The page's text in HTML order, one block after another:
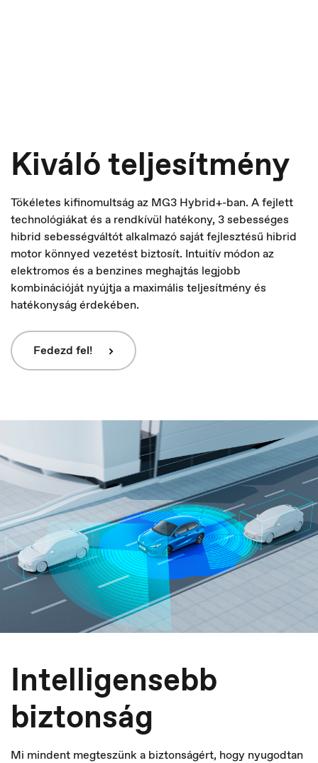
Kiváló teljesítmény
Tökéletes kifinomultság az MG3 Hybrid+-ban. A fejlett
technológiákat és a rendkívül hatékony, 3 sebességes
hibrid sebességváltót alkalmazó saját fejlesztésű hibrid
motor könnyed vezetést biztosít. Intuitív módon az
elektromos és a benzines meghajtás legjobb
kombinációját nyújtja a maximális teljesítmény és
hatékonyság érdekében.
Fedezd fel!
Intelligensebb
biztonság
Mi mindent megteszünk a biztonságért, hogy nyugodtan